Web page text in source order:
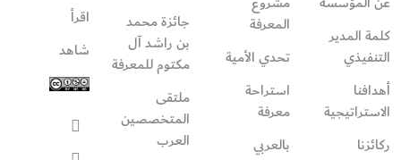
كلمة المدير
التنفيذي
أهدافنا
الاستراتيجية
ركائزنا
المعرفة
تحدي الأمية
استراحة
معرفة
بالعربي
جائزة محمد
بن راشد آل
مكتوم للمعرفة
ملتقى
المتخصصين
العرب
اقرأ
شاهد